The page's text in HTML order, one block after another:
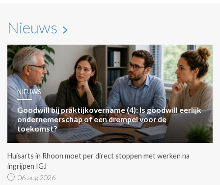
Nieuws
NIEUWS
Goodwill bij praktijkovername (4): Is goodwill eerlijk
ondernemerschap of een drempel voor de
toekomst?
Huisarts in Rhoon moet per direct stoppen met werken na
ingrijpen IGJ
06 aug 2026